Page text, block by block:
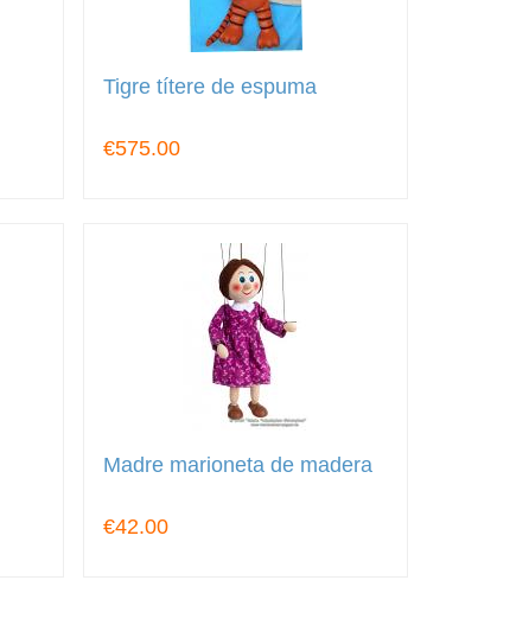
Tigre títere de espuma
€575.00
Madre marioneta de madera
€42.00